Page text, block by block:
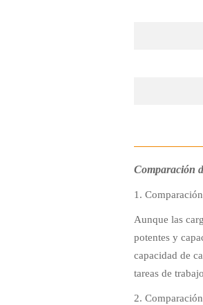
Comparación
1.
Aunque las
potentes y
capacidad de
tareas de
2.